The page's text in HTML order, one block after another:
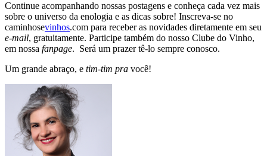
Continue acompanhando nossas postagens e conheça cada vez mais
sobre o universo da enologia e as dicas sobre! Inscreva-se no
caminhosevinhos.com para receber as novidades diretamente em seu
e-mail, gratuitamente. Participe também do nosso Clube do Vinho,
em nossa fanpage. Será um prazer tê-lo sempre conosco.
Um grande abraço, e tim-tim pra você!